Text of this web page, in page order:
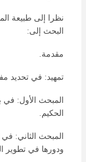
نظرا إلى طبيعة
البحث إلى:
مقدمة.
تمهيد: في تحديد
المبحث الأول: في
الحكيم.
المبحث الثاني:
ودورها في تطوير